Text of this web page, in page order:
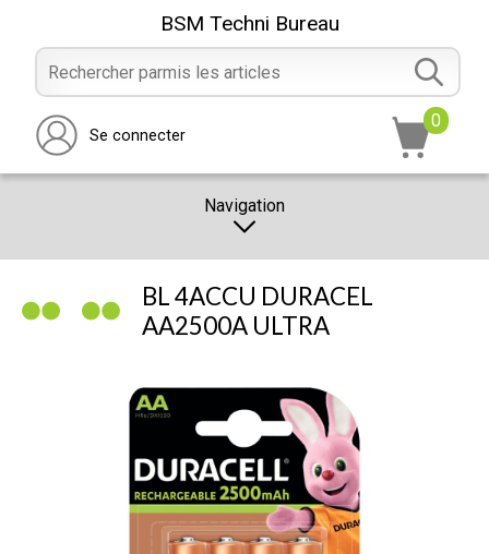
BSM Techni Bureau
Se connecter
0
Navigation
PROMOTION
NOUS CONTACTER
RÉALISATION
BL 4ACCU DURACEL
AA2500A ULTRA